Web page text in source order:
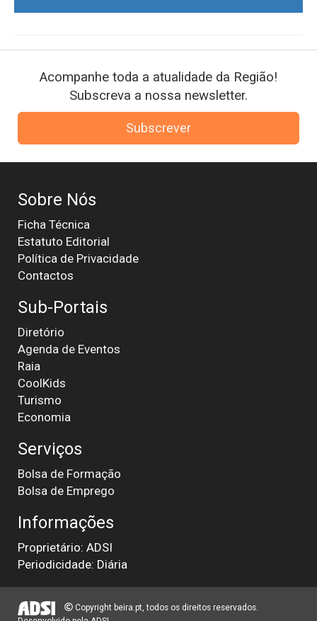
Acompanhe toda a atualidade da Região!
Subscreva a nossa newsletter.
Subscrever
Sobre Nós
Ficha Técnica
Estatuto Editorial
Política de Privacidade
Contactos
Sub-Portais
Diretório
Agenda de Eventos
Raia
CoolKids
Turismo
Economia
Serviços
Bolsa de Formação
Bolsa de Emprego
Informações
Proprietário: ADSI
Periodicidade: Diária
Copyright beira.pt, todos os direitos reservados.